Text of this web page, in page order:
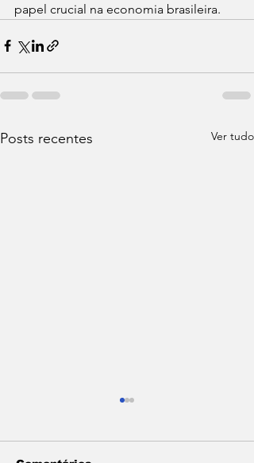
papel crucial na economia brasileira.
Posts recentes Ver tudo